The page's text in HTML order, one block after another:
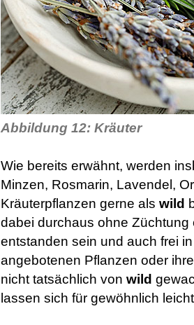
Abbildung 12: Kräuter
Wie bereits erwähnt, werden
Minzen, Rosmarin, Lavendel,
Kräuterpflanzen gerne als wild
dabei durchaus ohne
entstanden sein und auch frei
angebotenen Pflanzen oder
nicht tatsächlich von wild
lassen sich für gewöhnlich